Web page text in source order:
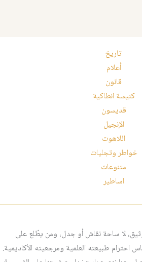
تاريخ
أعلام
قانون
كنيسة انطاكية
قديسون
الإنجيل
اللاهوت
خواطر وتجليات
متنوعات
اساطير
لا ساحة نقاش أو جدل، ومن يطّلع على
احترام طبيعته العلمية ومرجعيته الأكاديمية.